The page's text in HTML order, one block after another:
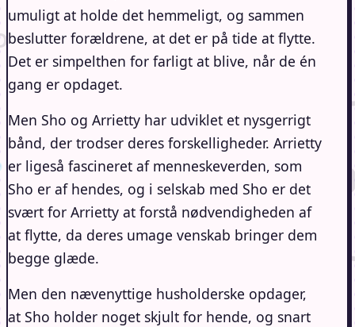
umuligt at holde det hemmeligt, og sammen
beslutter forældrene, at det er på tide at flytte.
Det er simpelthen for farligt at blive, når de én
gang er opdaget.
Men Sho og Arrietty har udviklet et nysgerrigt
bånd, der trodser deres forskelligheder. Arrietty
er ligeså fascineret af menneskeverden, som
Sho er af hendes, og i selskab med Sho er det
svært for Arrietty at forstå nødvendigheden af
at flytte, da deres umage venskab bringer dem
begge glæde.
Men den nævenyttige husholderske opdager,
at Sho holder noget skjult for hende, og snart